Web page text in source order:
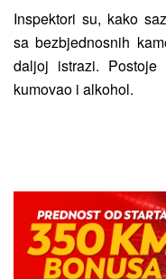
Inspektori su, kako
sa bezbjednosnih
daljoj istrazi.
kumovao i alkohol.